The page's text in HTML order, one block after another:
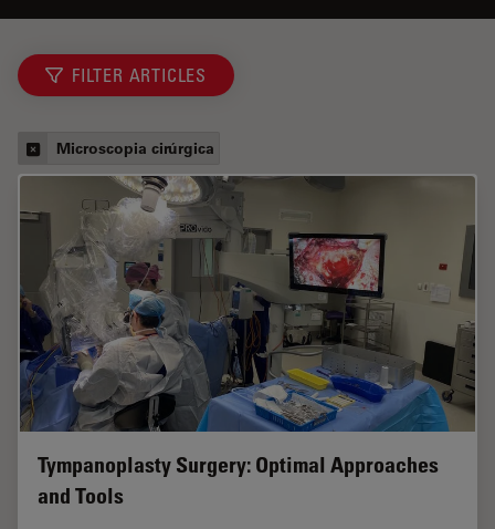
FILTER ARTICLES
Microscopia cirúrgica
Tympanoplasty Surgery: Optimal Approaches
and Tools